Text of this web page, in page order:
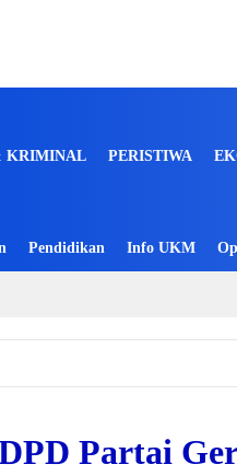
KRIMINAL PERISTIWA
Pendidikan Info UKM
Partai